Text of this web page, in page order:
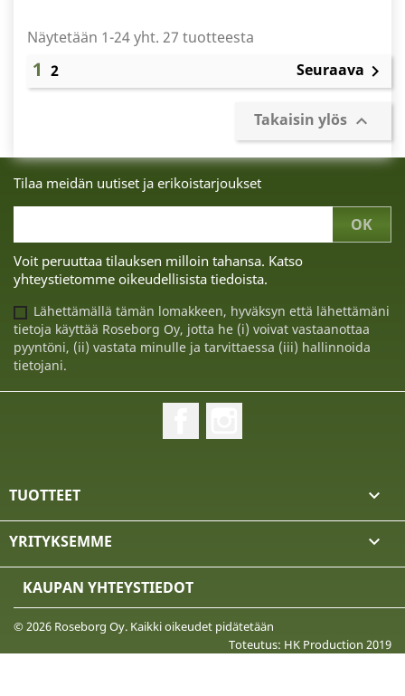
Näytetään 1-24 yht. 27 tuotteesta
1 2 Seuraava 
Takaisin ylös 
Tilaa meidän uutiset ja erikoistarjoukset
Voit peruuttaa tilauksen milloin tahansa. Katso
yhteystietomme oikeudellisista tiedoista.
Lähettämällä tämän lomakkeen, hyväksyn että lähettämäni
tietoja käyttää Roseborg Oy, jotta he (i) voivat vastaanottaa
pyyntöni, (ii) vastata minulle ja tarvittaessa (iii) hallinnoida
tietojani.
TUOTTEET 
YRITYKSEMME 
KAUPAN YHTEYSTIEDOT
© 2026 Roseborg Oy. Kaikki oikeudet pidätetään
Toteutus: HK Production 2019